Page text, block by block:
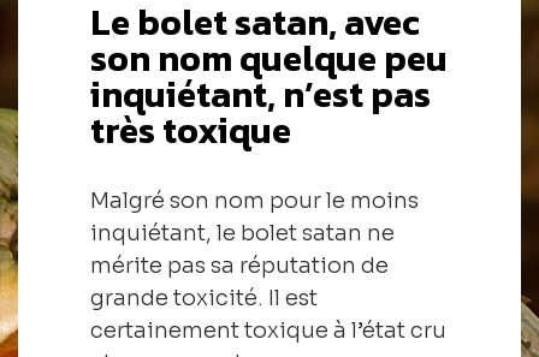
Le bolet satan, avec
son nom quelque peu
inquiétant, n’est pas
très toxique
Malgré son nom pour le moins
inquiétant, le bolet satan ne
mérite pas sa réputation de
grande toxicité. Il est
certainement toxique à l’état cru